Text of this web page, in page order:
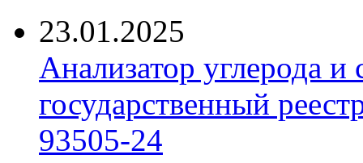
23.01.2025
Анализатор углерода
государственный
93505-24